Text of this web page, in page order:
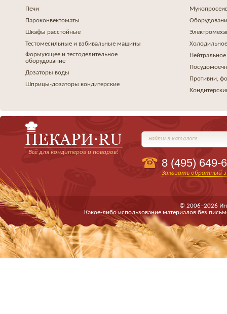
Печи
Пароконвектоматы
Шкафы расстойные
Тестомесильные и взбивальные машины
Формующее и тестоделительное
оборудование
Дозаторы воды
Шприцы-дозаторы кондитерские
Противни,
Всё для кондитеров и поваров!
найти в каталоге
8 (495) 649-
Заказать обратный
© 2006–2026
Какое-либо использование материалов без